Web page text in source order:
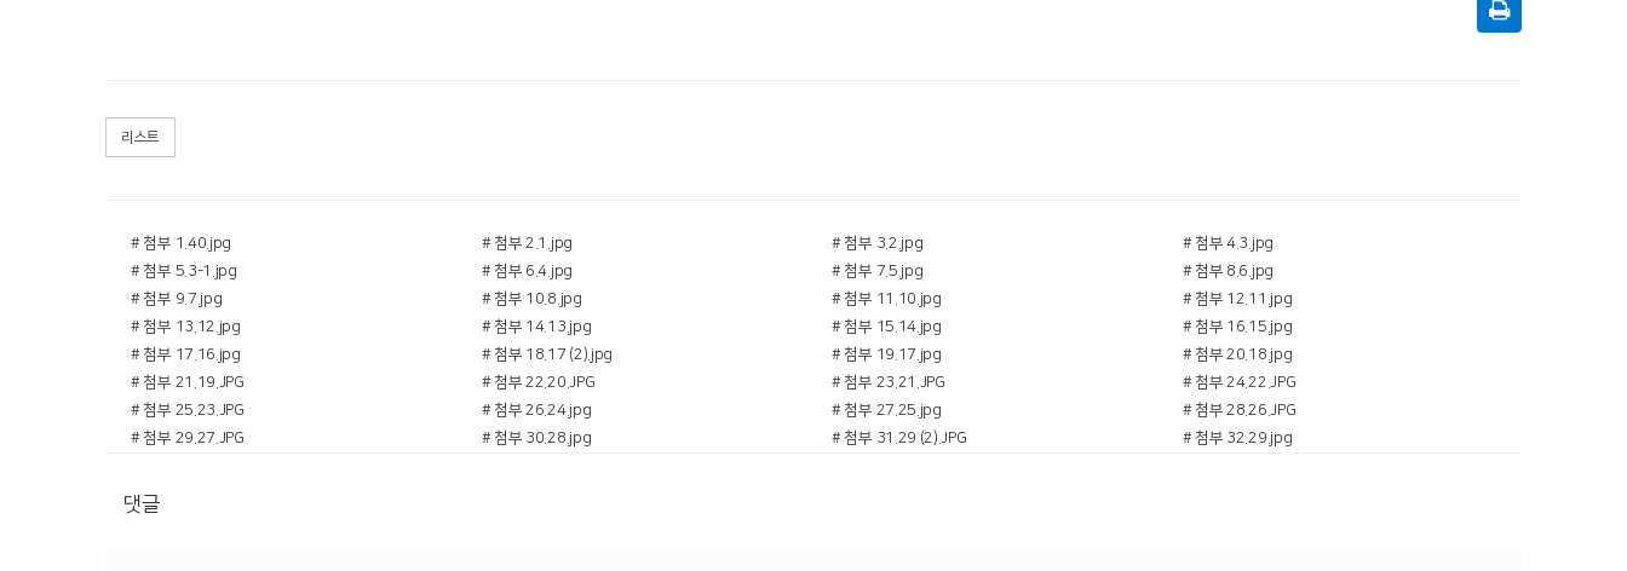
리스트
# 첨부 1.40.jpg # 첨부 2.1.jpg # 첨부 3.2.jpg
# 첨부 4.3.jpg
# 첨부 5.3-1.jpg
# 첨부 6.4.jpg # 첨부 7.5.jpg
# 첨부 8.6.jpg
# 첨부 9.7.jpg
# 첨부 10.8.jpg # 첨부 11.10.jpg
# 첨부 12.11.jpg
# 첨부 13.12.jpg
# 첨부 14.13.jpg # 첨부 15.14.jpg
# 첨부 16.15.jpg
# 첨부 17.16.jpg
# 첨부 18.17 (2).jpg # 첨부 19.17.jpg
# 첨부 20.18.jpg
# 첨부 21.19.JPG
# 첨부 22.20.JPG # 첨부 23.21.JPG
# 첨부 24.22.JPG
# 첨부 25.23.JPG
# 첨부 26.24.jpg # 첨부 27.25.jpg
# 첨부 28.26.JPG
# 첨부 29.27.JPG
# 첨부 30.28.jpg # 첨부 31.29 (2).JPG
# 첨부 32.29.jpg
# 첨부 37.34.jpg
댓글